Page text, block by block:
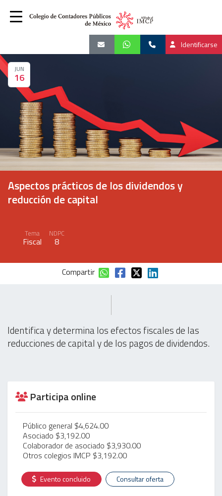
Identificarse
JUN
16
Aspectos prácticos de los dividendos y
reducción de capital
Tema
Fiscal
NDPC
8
Compartir
Identifica y determina los efectos fiscales de las
reducciones de capital y de los pagos de dividendos.
Participa online
Público general $4,624.00
Asociado $3,192.00
Colaborador de asociado $3,930.00
Otros colegios IMCP $3,192.00
Evento concluido Consultar oferta